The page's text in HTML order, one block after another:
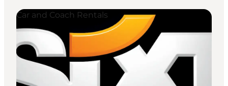
Wat te doen
Accommodaties
Plan je reis
Car and Coach Rentals